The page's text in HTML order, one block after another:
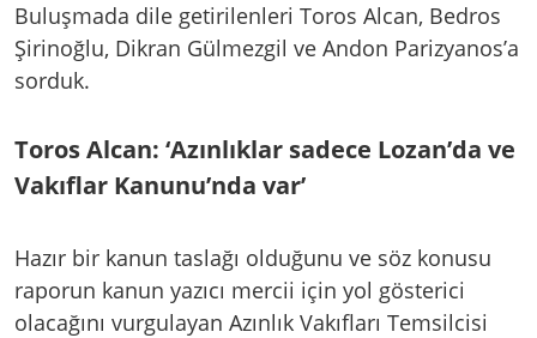
Buluşmada dile getirilenleri Toros Alcan, Bedros
Şirinoğlu, Dikran Gülmezgil ve Andon Parizyanos’a
sorduk.
Toros Alcan: ‘Azınlıklar sadece Lozan’da ve
Vakıflar Kanunu’nda var’
Hazır bir kanun taslağı olduğunu ve söz konusu
raporun kanun yazıcı mercii için yol gösterici
olacağını vurgulayan Azınlık Vakıfları Temsilcisi